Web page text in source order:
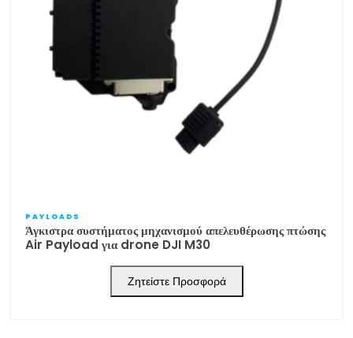
PAYLOADS
Άγκιστρα συστήματος μηχανισμού απελευθέρωσης πτώσης
Air Payload για drone DJI M30
Ζητείστε Προσφορά